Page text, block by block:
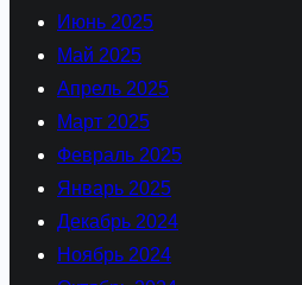
Июнь 2025
Май 2025
Апрель 2025
Март 2025
Февраль 2025
Январь 2025
Декабрь 2024
Ноябрь 2024